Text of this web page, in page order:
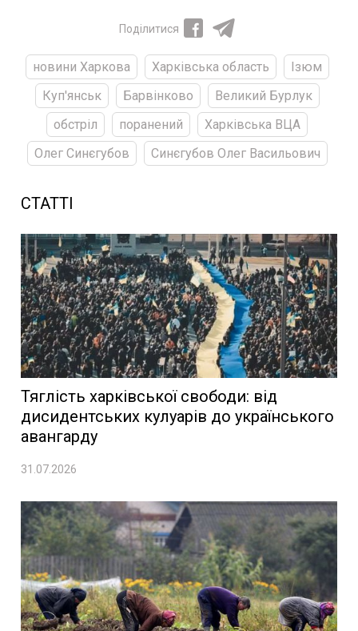
Поділитися
новини Харкова Харківська область
Ізюм
Куп'янськ
Барвінково
Великий Бурлук
обстріл
поранений
Харківська ВЦА
Олег Синєгубов
Синєгубов Олег Васильович
СТАТТІ
Тяглість харківської свободи: від
дисидентських кулуарів до українського
авангарду
31.07.2026